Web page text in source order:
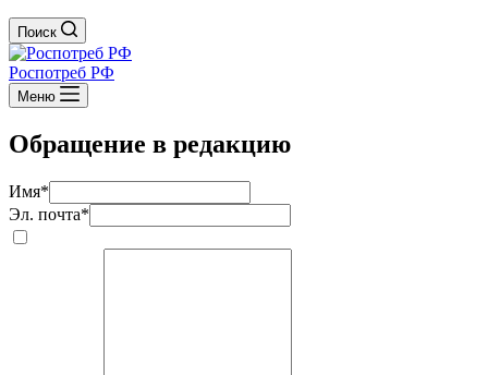
Поиск
Роспотреб РФ
Меню
Обращение в редакцию
Имя*
Эл. почта*